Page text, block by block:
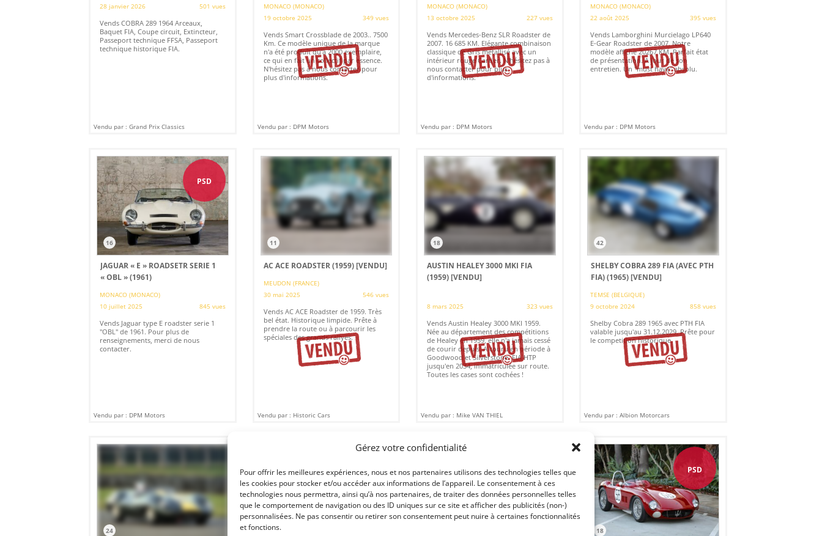
Gérez votre confidentialité
Pour offrir les meilleures expériences, nous et nos partenaires utilisons des technologies telles que
les cookies pour stocker et/ou accéder aux informations de l’appareil. Le consentement à ces
technologies nous permettra, ainsi qu’à nos partenaires, de traiter des données personnelles telles
que le comportement de navigation ou des ID uniques sur ce site et afficher des publicités (non-)
personnalisées. Ne pas consentir ou retirer son consentement peut nuire à certaines fonctionnalités
et fonctions.
28 janvier 2026
501 vues
Vends COBRA 289 1964 Arceaux,
Baquet FIA, Coupe circuit, Extincteur,
Passeport technique FFSA, Passeport
technique historique FIA.
Vendu par : Grand Prix Classics
MONACO (MONACO)
19 octobre 2025
349 vues
Vends Smart Crossblade de 2003.. 7500
Km. Ce modèle unique de la marque
n'a été produit qu'à 2000 exemplaire,
ce qui en fait un collectif par essence.
N'hésitez pas à nous contacter pour
plus d'informations.
Vendu par : DPM Motors
MONACO (MONACO)
13 octobre 2025
227 vues
Vends Mercedes-Benz SLR Roadster de
2007. 16 685 KM. Elégante combinaison
classique de Gris métallisé avec un
intérieur rouge Cartier. N'hésitez pas à
nous contacter pour plus
d'informations.
Vendu par : DPM Motors
MONACO (MONACO)
22 août 2025
395 vues
Vends Lamborghini Murcielago LP640
E-Gear Roadster de 2007. Notre
modèle affiche 20267 KM. Parfait état
de présentation. A jour de son
entretien. Un "must have" absolu.
Vendu par : DPM Motors
PSD
16
JAGUAR « E » ROADSETR SERIE 1
« OBL » (1961)
MONACO (MONACO)
10 juillet 2025
845 vues
Vends Jaguar type E roadster serie 1
"OBL" de 1961. Pour plus de
renseignements, merci de nous
contacter.
Vendu par : DPM Motors
11
AC ACE ROADSTER (1959)[VENDU]
MEUDON (FRANCE)
30 mai 2025
546 vues
Vends AC ACE Roadster de 1959. Très
bel état. Historique limpide. Prête à
prendre la route ou à parcourir les
spéciales des grands rallyes.
Vendu par : Historic Cars
18
AUSTIN HEALEY 3000 MKI FIA
(1959)[VENDU]
8 mars 2025 323 vues
Vends Austin Healey 3000 MKI 1959.
Née au département des compétitions
de Healey en 1959, elle n'a jamais cessé
de courir depuis. A couru en période à
Goodwood et Silverstone. FIA HTP
jusqu'en 2034, immatriculée sur route.
Toutes les cases sont cochées !
Vendu par : Mike VAN THIEL
42
SHELBY COBRA 289 FIA (AVEC PTH
FIA) (1965)[VENDU]
TEMSE (BELGIQUE)
9 octobre 2024
858 vues
Shelby Cobra 289 1965 avec PTH FIA
valable jusqu'au 31.12.2029. Prête pour
le competition historique.
Vendu par : Albion Motorcars
24
EOS
27
PSD
18